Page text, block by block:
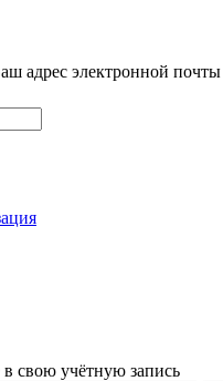
адрес электронной почты
свою учётную запись